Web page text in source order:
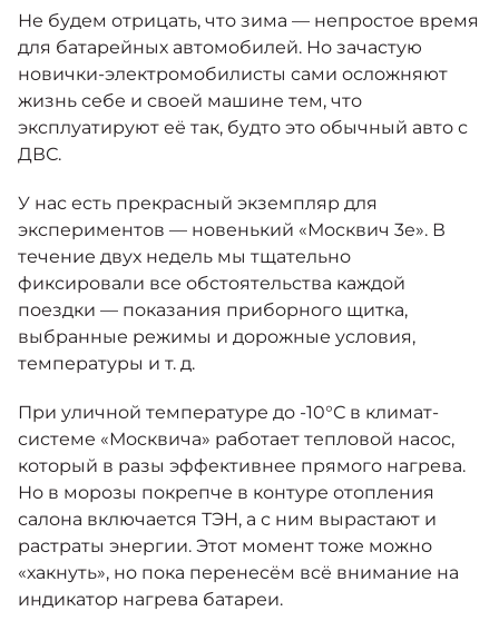
Яркий динамичный седан
от 2 237 000 ₽*
Кроссовер, создающий равные
возможности
от 2 069 000 ₽*
Практичный семиместный
Кредитные программы
Спецпредложения
Калькулятор трейд-ин
Страховые программы
Моторное масло
СЕРВИСНЫЕ АКЦИИ
АКСЕССУАРЫ
КОНТАКТЫ
Не будем отрицать, что зима — непростое время
для батарейных автомобилей. Но зачастую
новички-электромобилисты сами осложняют
жизнь себе и своей машине тем, что
эксплуатируют её так, будто это обычный авто с
ДВС.
У нас есть прекрасный экземпляр для
экспериментов — новенький «Москвич 3е». В
течение двух недель мы тщательно
фиксировали все обстоятельства каждой
поездки — показания приборного щитка,
выбранные режимы и дорожные условия,
температуры и т. д.
При уличной температуре до -10°С в климат-
системе «Москвича» работает тепловой насос,
который в разы эффективнее прямого нагрева.
Но в морозы покрепче в контуре отопления
салона включается ТЭН, а с ним вырастают и
растраты энергии. Этот момент тоже можно
«хакнуть», но пока перенесём всё внимание на
индикатор нагрева батареи.